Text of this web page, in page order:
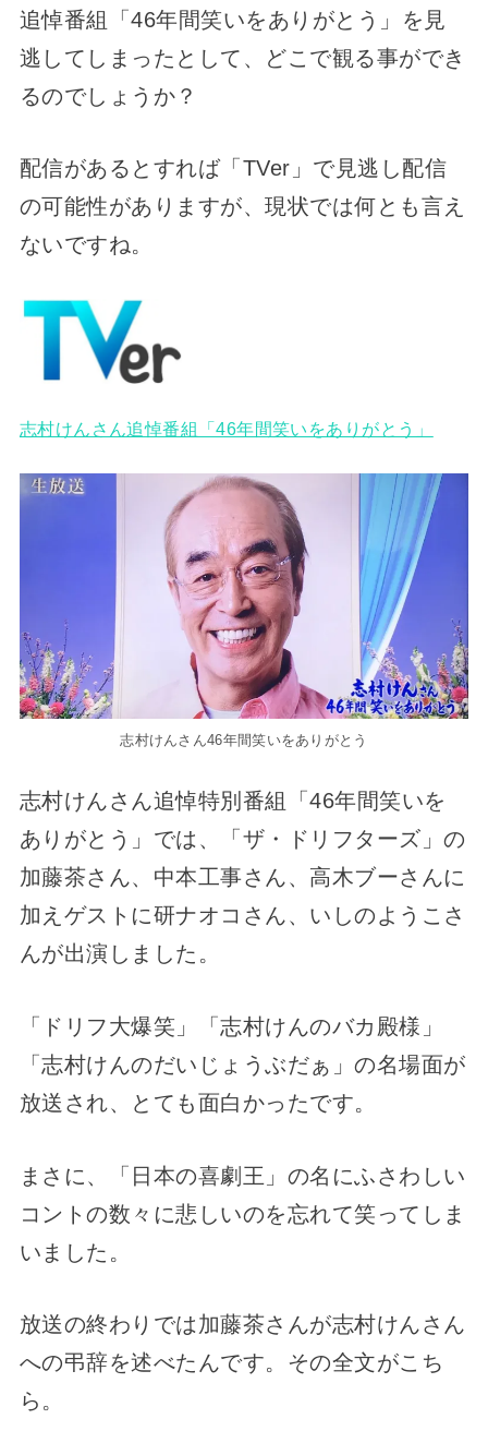
追悼番組「46年間笑いをありがとう」を見
逃してしまったとして、どこで観る事ができ
るのでしょうか？
配信があるとすれば「TVer」で見逃し配信
の可能性がありますが、現状では何とも言え
ないですね。
志村けんさん追悼番組「46年間笑いをありがとう」
志村けんさん46年間笑いをありがとう
志村けんさん追悼特別番組「46年間笑いを
ありがとう」では、「ザ・ドリフターズ」の
加藤茶さん、中本工事さん、高木ブーさんに
加えゲストに研ナオコさん、いしのようこさ
んが出演しました。
「ドリフ大爆笑」「志村けんのバカ殿様」
「志村けんのだいじょうぶだぁ」の名場面が
放送され、とても面白かったです。
まさに、「日本の喜劇王」の名にふさわしい
コントの数々に悲しいのを忘れて笑ってしま
いました。
放送の終わりでは加藤茶さんが志村けんさん
への弔辞を述べたんです。その全文がこち
ら。